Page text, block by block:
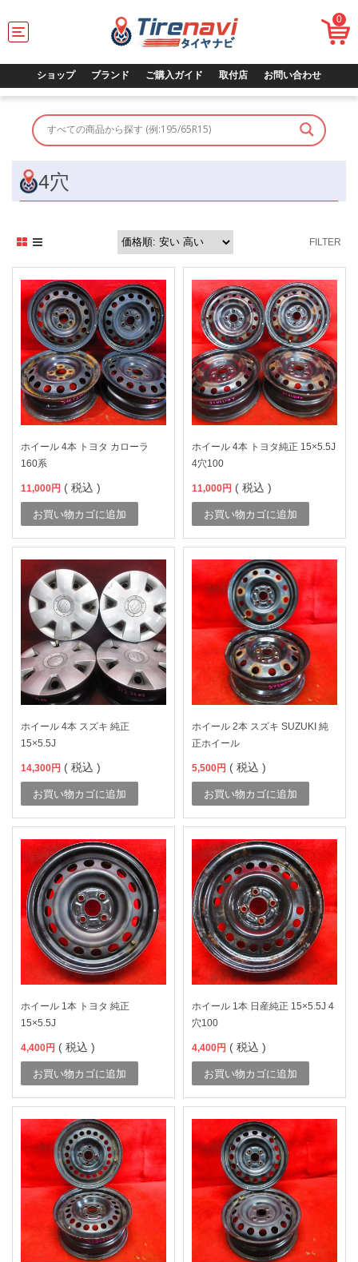
T
o
l
g
a
t
n
0
ショップ ブランド ご購入ガイド 取付店 お問い合わせ
4穴
FILTER
ホイール 4本 トヨタ カローラ
160系
11,000円 ( 税込 )
お買い物カゴに追加
ホイール 4本 トヨタ純正 15×5.5J
4穴100
11,000円 ( 税込 )
お買い物カゴに追加
ホイール 4本 スズキ 純正
15×5.5J
14,300円 ( 税込 )
お買い物カゴに追加
ホイール 2本 スズキ SUZUKI 純
正ホイール
5,500円 ( 税込 )
お買い物カゴに追加
ホイール 1本 トヨタ 純正
15×5.5J
4,400円 ( 税込 )
お買い物カゴに追加
ホイール 1本 日産純正 15×5.5J 4
穴100
4,400円 ( 税込 )
お買い物カゴに追加